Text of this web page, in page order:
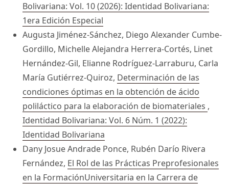
Bolivariana: Vol. 10 (2026): Identidad Bolivariana:
1era Edición Especial
Augusta Jiménez-Sánchez, Diego Alexander Cumbe-
Gordillo, Michelle Alejandra Herrera-Cortés, Linet
Hernández-Gil, Elianne Rodríguez-Larraburu, Carla
María Gutiérrez-Quiroz, Determinación de las
condiciones óptimas en la obtención de ácido
poliláctico para la elaboración de biomateriales ,
Identidad Bolivariana: Vol. 6 Núm. 1 (2022):
Identidad Bolivariana
Dany Josue Andrade Ponce, Rubén Darío Rivera
Fernández, El Rol de las Prácticas Preprofesionales
en la FormaciónUniversitaria en la Carrera de